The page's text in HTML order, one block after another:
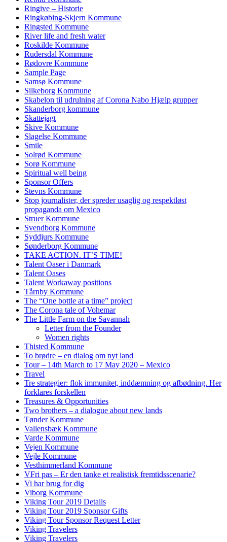
Ringive – Historie
Ringkøbing-Skjern Kommune
Ringsted Kommune
River life and fresh water
Roskilde Kommune
Rudersdal Kommune
Rødovre Kommune
Sample Page
Samsø Kommune
Silkeborg Kommune
Skabelon til udrulning af Corona Nabo Hjælp grupper
Skanderborg kommune
Skattejagt
Skive Kommune
Slagelse Kommune
Smile
Solrød Kommune
Sorø Kommune
Spiritual well being
Sponsor Offers
Stevns Kommune
Stop journalister, der spreder usaglig og respektløst
propaganda om Mexico
Struer Kommune
Svendborg Kommune
Syddjurs Kommune
Sønderborg Kommune
TAKE ACTION. IT’S TIME!
Talent Oaser i Danmark
Talent Oases
Talent Workaway positions
Tårnby Kommune
The “One bottle at a time” project
The Corona tale of Vohemar
The Little Farm on the Savannah
Letter from the Founder
Women rights
Thisted Kommune
To brødre – en dialog om nyt land
Tour – 14th March to 17 May 2020 – Mexico
Travel
Tre strategier: flok immunitet, inddæmning og afbødning. Her
forklares forskellen
Treasures & Opportunities
Two brothers – a dialogue about new lands
Tønder Kommune
Vallensbæk Kommune
Varde Kommune
Vejen Kommune
Vejle Kommune
Vesthimmerland Kommune
VFri pas – Er den tanke et realistisk fremtidsscenarie?
Vi har brug for dig
Viborg Kommune
Viking Tour 2019 Details
Viking Tour 2019 Sponsor Gifts
Viking Tour Sponsor Request Letter
Viking Travelers
Viking Travelers